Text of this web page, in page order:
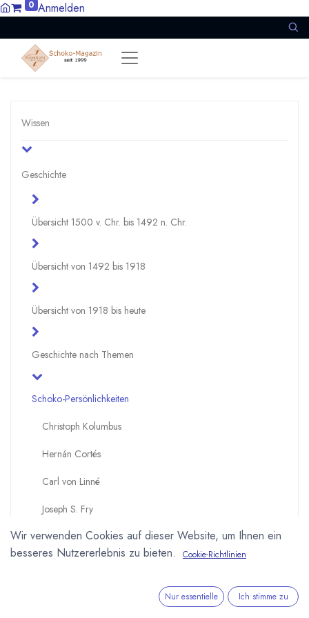
0 Anmelden
Wissen
Geschichte
Übersicht 1500 v. Chr. bis 1492 n. Chr.
Übersicht von 1492 bis 1918
Übersicht von 1918 bis heute
Geschichte nach Themen
Schoko-Persönlichkeiten
Christoph Kolumbus
Hernán Cortés
Carl von Linné
Joseph S. Fry
Coenraad Johannes van Houten
Wir verwenden Cookies auf dieser Website, um Ihnen ein
besseres Nutzererlebnis zu bieten.
Cookie-Richtlinien
Nur essentielle Ich stimme zu